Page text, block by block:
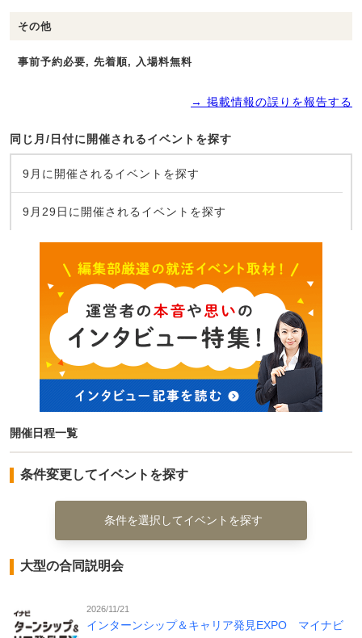
その他
事前予約必要, 先着順, 入場料無料
→ 掲載情報の誤りを報告する
同じ月/日付に開催されるイベントを探す
9月に開催されるイベントを探す
9月29日に開催されるイベントを探す
開催日程一覧
条件変更してイベントを探す
条件を選択してイベントを探す
大型の合同説明会
2026/11/21
インターンシップ＆キャリア発見EXPO マイナビ